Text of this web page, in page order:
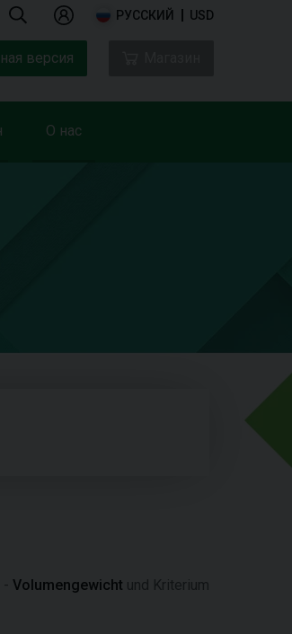
РУССКИЙ USD
О нас
версия
- Volumengewicht und Kriterium